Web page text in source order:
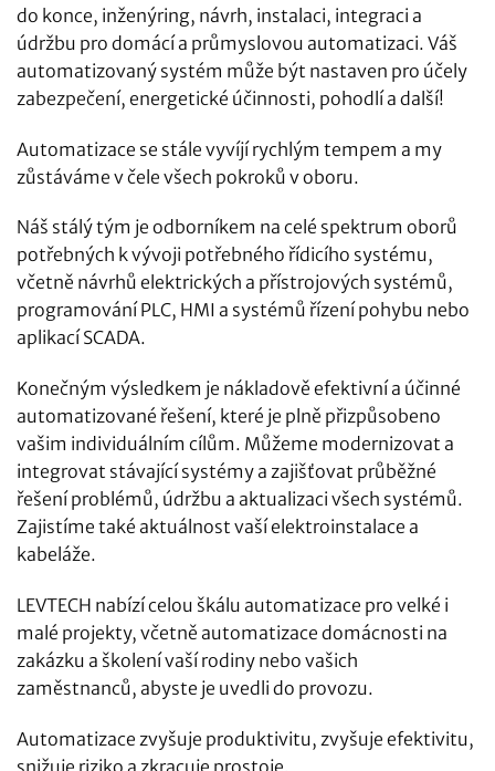
do konce, inženýring, návrh, instalaci, integraci a
údržbu pro domácí a průmyslovou automatizaci. Váš
automatizovaný systém může být nastaven pro účely
zabezpečení, energetické účinnosti, pohodlí a další!
Automatizace se stále vyvíjí rychlým tempem a my
zůstáváme v čele všech pokroků v oboru.
Náš stálý tým je odborníkem na celé spektrum oborů
potřebných k vývoji potřebného řídicího systému,
včetně návrhů elektrických a přístrojových systémů,
programování PLC, HMI a systémů řízení pohybu nebo
aplikací SCADA.
Konečným výsledkem je nákladově efektivní a účinné
automatizované řešení, které je plně přizpůsobeno
vašim individuálním cílům. Můžeme modernizovat a
integrovat stávající systémy a zajišťovat průběžné
řešení problémů, údržbu a aktualizaci všech systémů.
Zajistíme také aktuálnost vaší elektroinstalace a
kabeláže.
LEVTECH nabízí celou škálu automatizace pro velké i
malé projekty, včetně automatizace domácnosti na
zakázku a školení vaší rodiny nebo vašich
zaměstnanců, abyste je uvedli do provozu.
Automatizace zvyšuje produktivitu, zvyšuje efektivitu,
snižuje riziko a zkracuje prostoje.